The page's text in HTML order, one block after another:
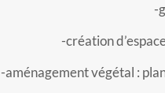
-
-création
-aménagement végétal :